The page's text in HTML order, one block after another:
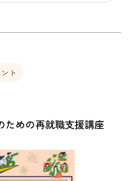
ト
めの再就職支援講座